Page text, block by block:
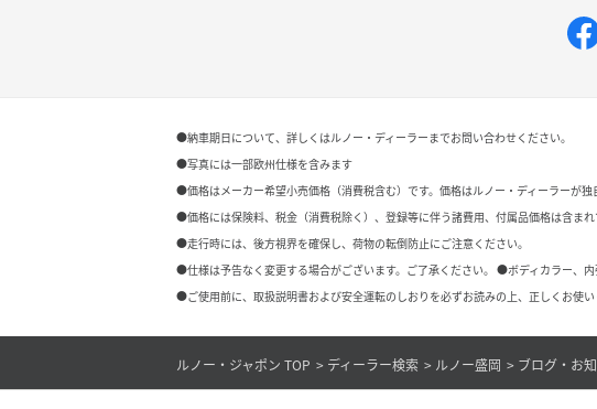
●納車期日について、詳しくはルノー・ディーラーまでお問い合わせください。
●写真には一部欧州仕様を含みます
●価格はメーカー希望小売価格（消費税含む）です。価格はルノー・ディーラーが
●価格には保険料、税金（消費税除く）、登録等に伴う諸費用、付属品価格は含ま
●走行時には、後方視界を確保し、荷物の転倒防止にご注意ください。
●仕様は予告なく変更する場合がございます。ご了承ください。 ●ボディカラー、
●ご使用前に、取扱説明書および安全運転のしおりを必ずお読みの上、正しくお使
ルノー・ジャポン TOP ディーラー検索 ルノー盛岡 ブログ・お